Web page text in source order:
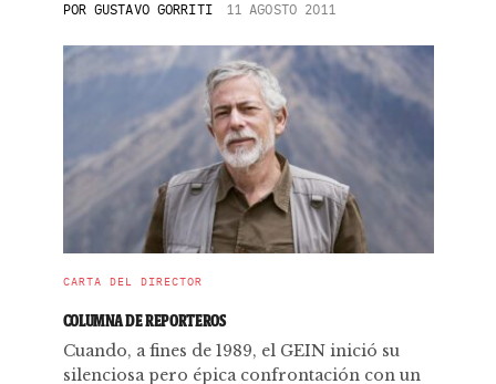
POR GUSTAVO GORRITI 11 AGOSTO 2011
CARTA DEL DIRECTOR
COLUMNA DE REPORTEROS
Cuando, a fines de 1989, el GEIN inició su
silenciosa pero épica confrontación con un